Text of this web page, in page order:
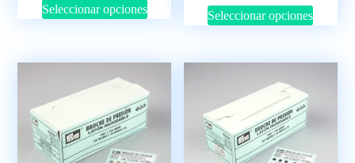
Seleccionar opciones Seleccionar opciones